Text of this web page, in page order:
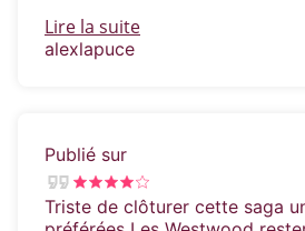
Lire la suite
alexlapuce
Publié sur
Triste de clôturer cette saga